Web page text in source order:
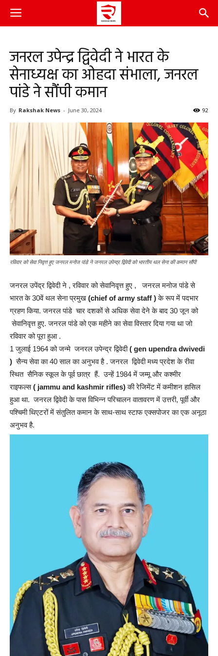
जनरल उपेन्द्र द्विवेदी ने भारत के
सेनाध्यक्ष का ओहदा संभाला, जनरल
पांडे ने सौंपी कमान
By Rakshak News - June 30, 2024 92
रविवार को सेवा निवृत्त हुए जनरल मनोज पांडे ने जनरल उपेन्द्र द्विवेदी को भारतीय थल सेना की कमान सौंपी
जनरल उपेंद्र द्विवेदी ने , रविवार को सेवानिवृत्त हुए , जनरल मनोज पांडे से
भारत के 30वें थल सेना प्रमुख (chief of army staff )के रूप में पदभार
ग्रहण किया. जनरल पांडे चार दशकों से अधिक सेवा देने के बाद 30 जून को
सेवानिवृत्त हुए. जनरल पांडे को एक महीने का सेवा विस्तार दिया गया था जो
रविवार को पूरा हुआ .
1 जुलाई 1964 को जन्मे जनरल उपेन्द्र द्विवेदी( gen upendra dwivedi
) सैन्य सेवा का 40 साल का अनुभव है . जनरल द्विवेदी मध्य प्रदेश के रीवा
स्थित सैनिक स्कूल के पूर्व छात्र हैं. उन्हें 1984 में जम्मू और कश्मीर
राइफल्स( jammu and kashmir rifles)की रेजिमेंट में कमीशन हासिल
हुआ था. जनरल द्विवेदी के पास विभिन्न परिचालन वातावरण में उत्तरी, पूर्वी और
पश्चिमी थिएटरों में संतुलित कमान के साथ-साथ स्टाफ एक्सपोजर का एक अनूठा
अनुभव है.